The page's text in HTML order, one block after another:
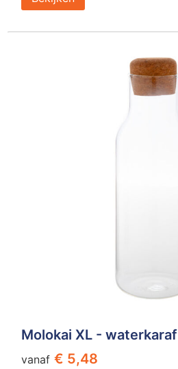
Molokai XL - waterkaraf
vanaf € 5,48